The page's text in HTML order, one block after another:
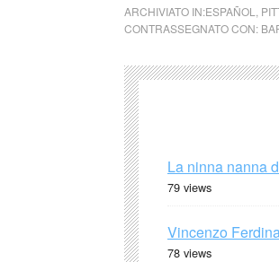
ARCHIVIATO IN:ESPAÑOL
CONTRASSEGNATO CON:
La ninna nanna
79 views
Vincenzo
78 views